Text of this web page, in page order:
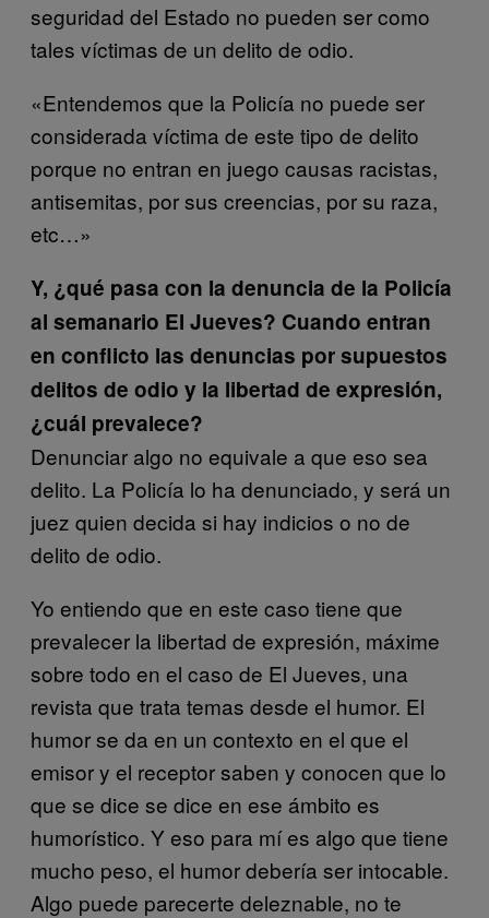
seguridad del Estado no pueden ser como
tales víctimas de un delito de odio.
«Entendemos que la Policía no puede ser
considerada víctima de este tipo de delito
porque no entran en juego causas racistas,
antisemitas, por sus creencias, por su raza,
etc…»
Y, ¿qué pasa con la denuncia de la Policía
al semanario El Jueves? Cuando entran
en conflicto las denuncias por supuestos
delitos de odio y la libertad de expresión,
¿cuál prevalece?
Denunciar algo no equivale a que eso sea
delito. La Policía lo ha denunciado, y será un
juez quien decida si hay indicios o no de
delito de odio.
Yo entiendo que en este caso tiene que
prevalecer la libertad de expresión, máxime
sobre todo en el caso de El Jueves, una
revista que trata temas desde el humor. El
humor se da en un contexto en el que el
emisor y el receptor saben y conocen que lo
que se dice se dice en ese ámbito es
humorístico. Y eso para mí es algo que tiene
mucho peso, el humor debería ser intocable.
Algo puede parecerte deleznable, no te